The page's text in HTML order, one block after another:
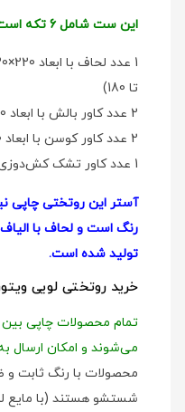
این ست شامل 6 تکه است:
تا 180)
2 عدد کاور بالش با ابعاد 50×70
2 عدد کاور کوسن با ابعاد 40×40
1 عدد کاور تشک کش‌دوزی شده با ابعاد
آستر این روتختی چاپی
تولید شده است.
خرید روتختی لویی
می‌شوند و امکان ارسال به